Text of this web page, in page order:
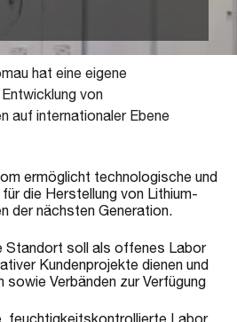
hat eine eigene
von
auf internationaler Ebene
ermöglicht technologische und
die Herstellung von Lithium-
der nächsten Generation.
Standort soll als offenes Labor
Kundenprojekte dienen und
Verbänden zur Verfügung
feuchtigkeitskontrollierte Labor